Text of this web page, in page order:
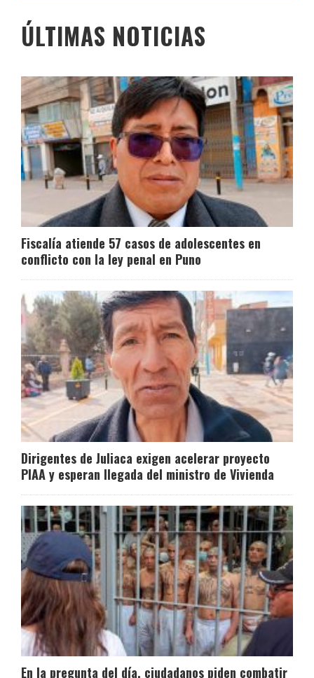
ÚLTIMAS NOTICIAS
Fiscalía atiende 57 casos de adolescentes en
conflicto con la ley penal en Puno
Dirigentes de Juliaca exigen acelerar proyecto
PIAA y esperan llegada del ministro de Vivienda
En la pregunta del día, ciudadanos piden combatir